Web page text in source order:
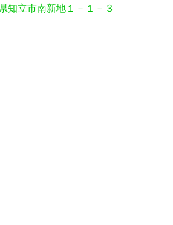
市南新地１－１－３